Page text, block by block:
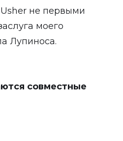
не первыми
моего
Лупиноса.
совместные